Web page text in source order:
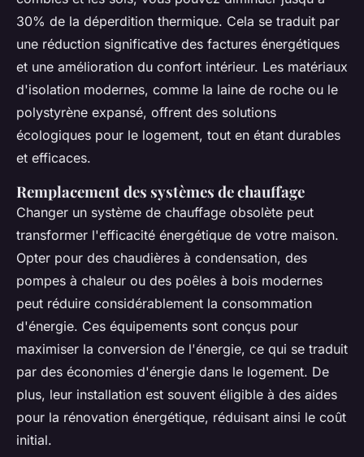
30% de la déperdition thermique. Cela se traduit par
une réduction significative des factures énergétiques
et une amélioration du confort intérieur. Les matériaux
d'isolation modernes, comme la laine de roche ou le
polystyrène expansé, offrent des solutions
écologiques pour le logement, tout en étant durables
et efficaces.
Remplacement des systèmes de chauffage
Changer un système de chauffage obsolète peut
transformer l'efficacité énergétique de votre maison.
Opter pour des chaudières à condensation, des
pompes à chaleur ou des poêles à bois modernes
peut réduire considérablement la consommation
d'énergie. Ces équipements sont conçus pour
maximiser la conversion de l'énergie, ce qui se traduit
par des économies d'énergie dans le logement. De
plus, leur installation est souvent éligible à des aides
pour la rénovation énergétique, réduisant ainsi le coût
initial.